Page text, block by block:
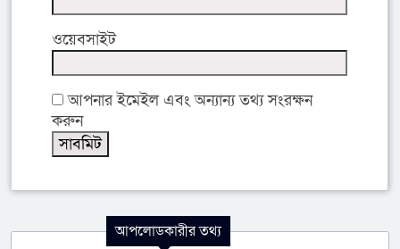
ওয়েবসাইট
আপনার ইমেইল এবং অন্যান্য তথ্য সংরক্ষন
করুন
আপলোডকারীর তথ্য